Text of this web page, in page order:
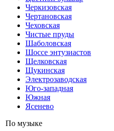
Черкизовская
Чертановская
Чеховская
Чистые пруды
Шаболовская
Шоссе энтузиастов
Щелковская
Щукинская
Электрозаводская
Юго-западная
Южная
Ясенево
По музыке